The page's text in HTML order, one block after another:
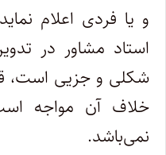
و یا فردی اعلام
استاد مشاور در
شکلی و جزیی است،
خلاف آن مواجه
نمی‌‌باشد.